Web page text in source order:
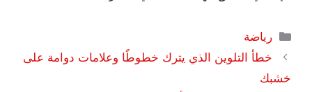
التصنيفات
رياضة
خطأ التلوين الذي يترك خطوطًا وعلامات دوامة على
خشبك